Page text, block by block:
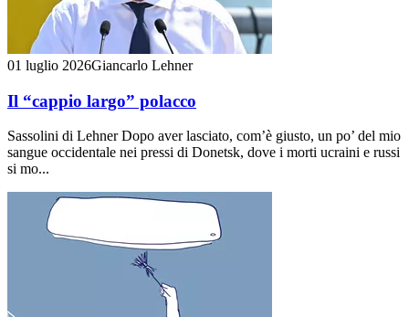
01 luglio 2026Giancarlo Lehner
Il “cappio largo” polacco
Sassolini di Lehner Dopo aver lasciato, com’è giusto, un po’ del mio
sangue occidentale nei pressi di Donetsk, dove i morti ucraini e russi
si mo...